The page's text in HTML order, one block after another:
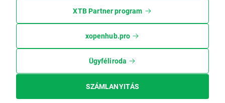
XTB Partner program
xopenhub.pro
Ügyféliroda
SZÁMLANYITÁS